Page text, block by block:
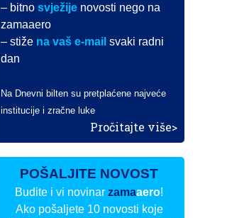
– bitnosvježije novosti nego na
zamaaero
– stiže na vaš e-mail svaki radni
dan
Na Dnevni bilten su pretplaćene najveće
institucije i zračne luke
Pročitajte više>
POŠALJITE NOVOST
Budite i vi novinarzamaaero!
Ako pošaljete 10 novosti koje